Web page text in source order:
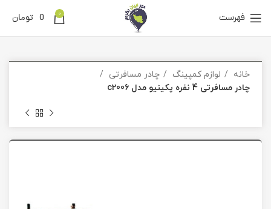
فهرست 0
0 تومان
خانه لوازم کمپینگ
چادر مسافرتی
چادر مسافرتی 4 نفره پکینیو مدل c2006